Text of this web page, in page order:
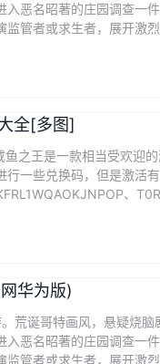
恶名昭著的庄园调查一
管者或求生者，展开激
全[多图]
之王是一款相当受欢迎
一些兑换码，但是激活
、
华为版)
荒诞哥特画风，悬疑烧
恶名昭著的庄园调查一
管者或求生者，展开激